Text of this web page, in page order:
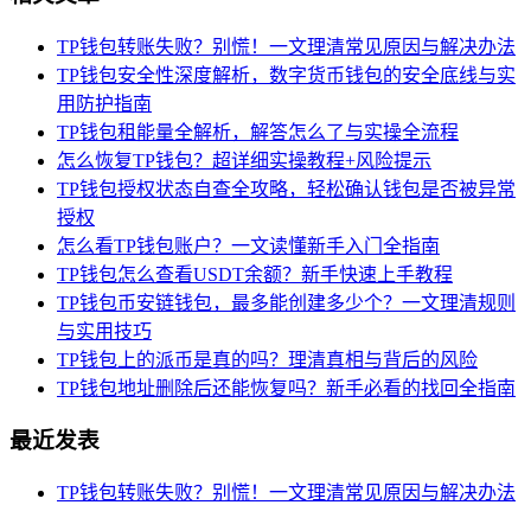
TP钱包转账失败？别慌！一文理清常见原因与解决办法
TP钱包安全性深度解析，数字货币钱包的安全底线与实
用防护指南
TP钱包租能量全解析，解答怎么了与实操全流程
怎么恢复TP钱包？超详细实操教程+风险提示
TP钱包授权状态自查全攻略，轻松确认钱包是否被异常
授权
怎么看TP钱包账户？一文读懂新手入门全指南
TP钱包怎么查看USDT余额？新手快速上手教程
TP钱包币安链钱包，最多能创建多少个？一文理清规则
与实用技巧
TP钱包上的派币是真的吗？理清真相与背后的风险
TP钱包地址删除后还能恢复吗？新手必看的找回全指南
最近发表
TP钱包转账失败？别慌！一文理清常见原因与解决办法